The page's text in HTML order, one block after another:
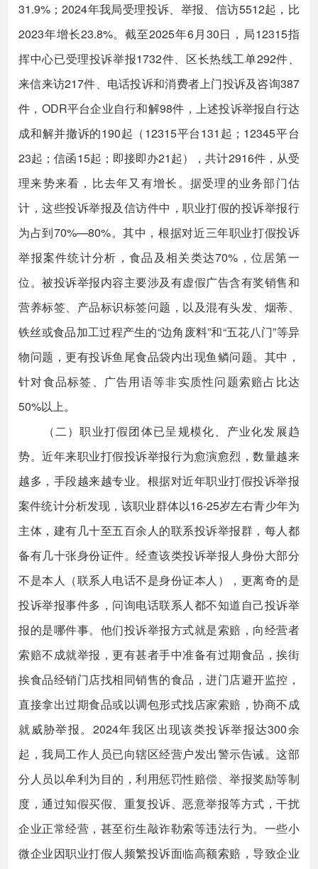
31.9%；2024年我局受理投诉、举报、信访5512起，比
2023年增长23.8%。截至2025年6月30日，局12315指
挥中心已受理投诉举报1732件、区长热线工单292件、
来信来访217件、电话投诉和消费者上门投诉及咨询387
件，ODR平台企业自行和解98件，上述投诉举报自行达
成和解并撤诉的190起（12315平台131起；12345平台
23起；信函15起；即接即办21起），共计2916件，从受
理来势来看，比去年又有增长。据受理的业务部门估
计，这些投诉举报及信访件中，职业打假的投诉举报行
为占到70%—80%。其中，根据对近三年职业打假投诉
举报案件统计分析，食品及相关类达70%，位居第一
位。被投诉举报内容主要涉及有虚假广告含有奖销售和
营养标签、产品标识标签问题，以及混有头发、烟蒂、
铁丝或食品加工过程产生的“边角废料”和“五花八门”等异
物问题，更有投诉鱼尾食品袋内出现鱼鳞问题。其中，
针对食品标签、广告用语等非实质性问题索赔占比达
50%以上。
（二）职业打假团体已呈规模化、产业化发展趋
势。近年来职业打假投诉举报行为愈演愈烈，数量越来
越多，手段越来越专业。根据对近年职业打假投诉举报
案件统计分析发现，该职业群体以16-25岁左右青少年为
主体，建有几十至五百余人的联系投诉举报群，每人都
备有几十张身份证件。经查该类投诉举报人身份大部分
不是本人（联系人电话不是身份证本人），更离奇的是
投诉举报事件多，问询电话联系人都不知道自己投诉举
报的是哪件事。他们投诉举报方式就是索赔，向经营者
索赔不成就举报，更有甚者手中准备有过期食品，挨街
挨食品经销门店找相同销售的食品，进门店避开监控，
直接拿出过期食品或以调包形式找店家索赔，协商不成
就威胁举报。2024年我区出现该类投诉举报达300余
起，我局工作人员已向辖区经营户发出警示告诫。这部
分人员以牟利为目的，利用惩罚性赔偿、举报奖励等制
度，通过知假买假、重复投诉、恶意举报等方式，干扰
企业正常经营，甚至衍生敲诈勒索等违法行为。一些小
微企业因职业打假人频繁投诉面临高额索赔，导致企业